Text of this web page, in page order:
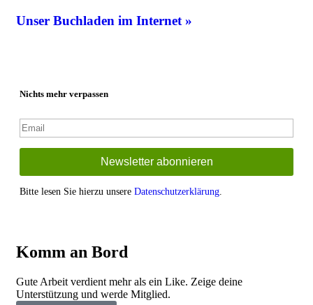
Unser Buchladen im Internet »
Nichts mehr verpassen
Bitte lesen Sie hierzu unsere Datenschutzerklärung.
Komm an Bord
Gute Arbeit verdient mehr als ein Like. Zeige deine
Unterstützung und werde Mitglied.